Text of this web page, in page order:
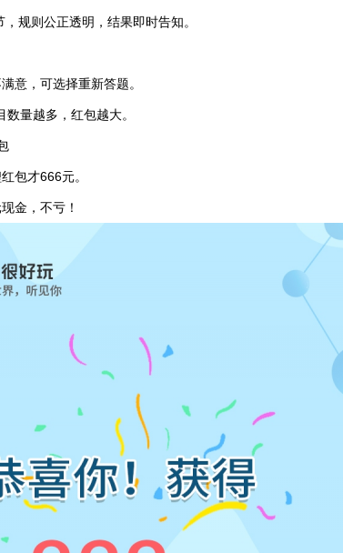
规则公正透明，结果即时告知。
意，可选择重新答题。
数量越多，红包越大。
包才666元。
金，不亏！